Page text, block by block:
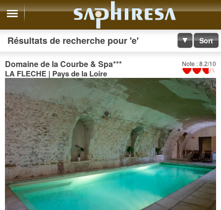
Résultats de recherche pour 'e' Sort
Note : 8.2/10
Domaine de la Courbe & Spa***
LA FLECHE | Pays de la Loire